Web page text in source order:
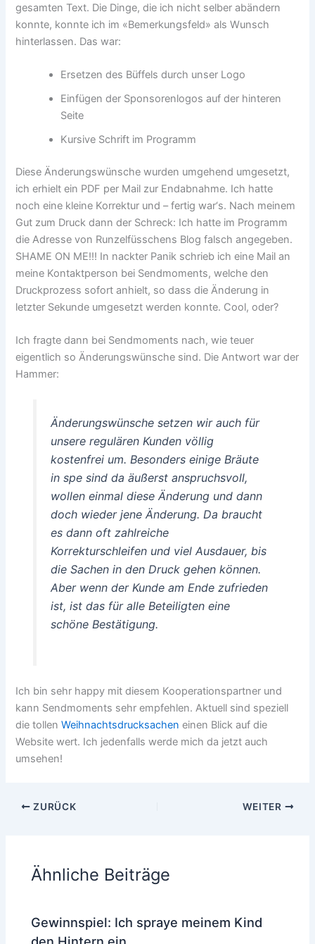
gesamten Text. Die Dinge, die ich nicht selber abändern
konnte, konnte ich im «Bemerkungsfeld» als Wunsch
hinterlassen. Das war:
Ersetzen des Büffels durch unser Logo
Einfügen der Sponsorenlogos auf der hinteren
Seite
Kursive Schrift im Programm
Diese Änderungswünsche wurden umgehend umgesetzt,
ich erhielt ein PDF per Mail zur Endabnahme. Ich hatte
noch eine kleine Korrektur und – fertig war‘s. Nach meinem
Gut zum Druck dann der Schreck: Ich hatte im Programm
die Adresse von Runzelfüsschens Blog falsch angegeben.
SHAME ON ME!!! In nackter Panik schrieb ich eine Mail an
meine Kontaktperson bei Sendmoments, welche den
Druckprozess sofort anhielt, so dass die Änderung in
letzter Sekunde umgesetzt werden konnte. Cool, oder?
Ich fragte dann bei Sendmoments nach, wie teuer
eigentlich so Änderungswünsche sind. Die Antwort war der
Hammer:
Änderungswünsche setzen wir auch für
unsere regulären Kunden völlig
kostenfrei um. Besonders einige Bräute
in spe sind da äußerst anspruchsvoll,
wollen einmal diese Änderung und dann
doch wieder jene Änderung. Da braucht
es dann oft zahlreiche
Korrekturschleifen und viel Ausdauer, bis
die Sachen in den Druck gehen können.
Aber wenn der Kunde am Ende zufrieden
ist, ist das für alle Beteiligten eine
schöne Bestätigung.
Ich bin sehr happy mit diesem Kooperationspartner und
kann Sendmoments sehr empfehlen. Aktuell sind speziell
die tollenWeihnachtsdrucksacheneinen Blick auf die
Website wert. Ich jedenfalls werde mich da jetzt auch
umsehen!
ZURÜCK WEITER
Ähnliche Beiträge
Gewinnspiel: Ich spraye meinem Kind